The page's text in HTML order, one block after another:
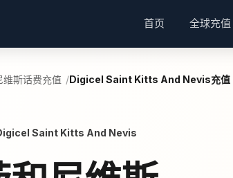
首页 全球充值
维斯话费充值 Digicel Saint Kitts And Nevis充值
Digicel Saint Kitts And Nevis